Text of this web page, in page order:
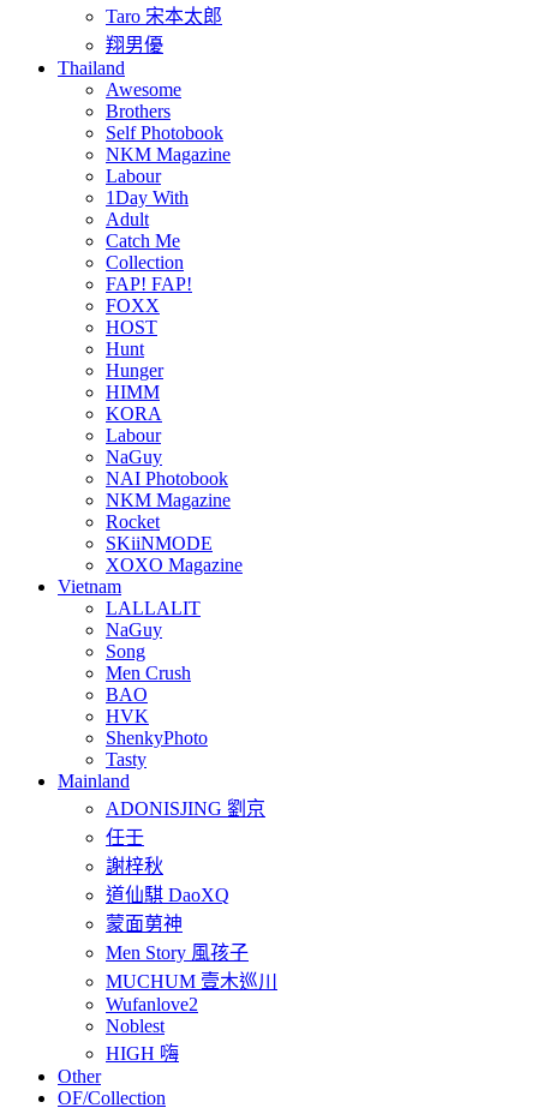
Taro 宋本太郎
翔男優
Thailand
Awesome
Brothers
Self Photobook
NKM Magazine
Labour
1Day With
Adult
Catch Me
Collection
FAP! FAP!
FOXX
HOST
Hunt
Hunger
HIMM
KORA
Labour
NaGuy
NAI Photobook
NKM Magazine
Rocket
SKiiNMODE
XOXO Magazine
Vietnam
LALLALIT
NaGuy
Song
Men Crush
BAO
HVK
ShenkyPhoto
Tasty
Mainland
ADONISJING 劉京
任壬
謝梓秋
道仙騏 DaoXQ
蒙面莮神
Men Story 風孩子
MUCHUM 壹木巡川
Wufanlove2
Noblest
HIGH 嗨
Other
OF/Collection